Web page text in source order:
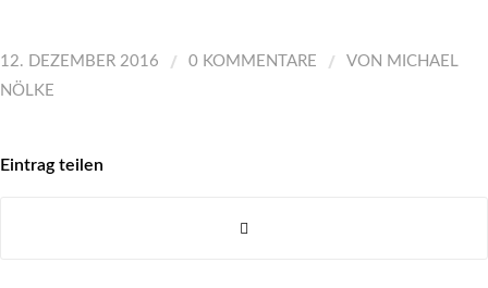
12. DEZEMBER 2016 / 0 KOMMENTARE / VON MICHAEL
NÖLKE
Eintrag teilen